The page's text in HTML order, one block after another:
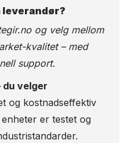
leverandør?
og velg mellom
kvalitet – med
support.
du velger
og kostnadseffektiv
er testet og